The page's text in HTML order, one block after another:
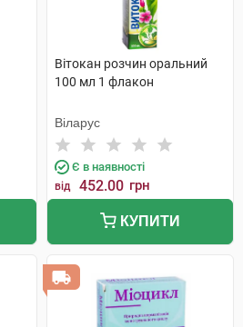
Вітокан розчин оральний
100 мл 1 флакон
Віларус
Є в наявності
від 452.00 грн
КУПИТИ